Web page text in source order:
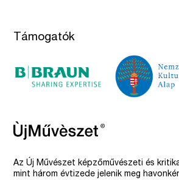
Támogatók
Az Új Művészet képzőművészeti és
mint három évtizede jelenik meg